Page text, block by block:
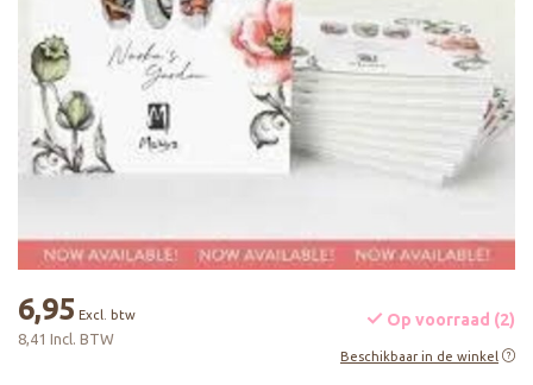
6,95 Excl. btw
8,41 Incl. BTW
Op voorraad (2)
Beschikbaar in de winkel